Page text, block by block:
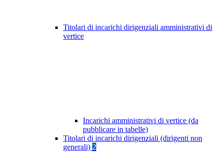
Titolari di incarichi dirigenziali amministrativi di
vertice
Incarichi amministrativi di vertice (da
pubblicare in tabelle)
Titolari di incarichi dirigenziali (dirigenti non
generali) 2